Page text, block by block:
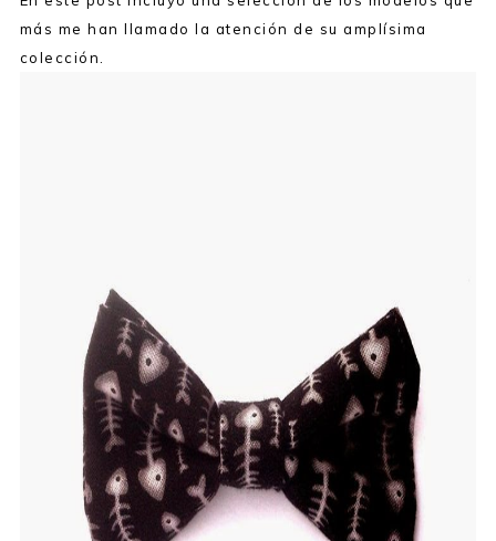
más me han llamado la atención de su amplísima
colección.